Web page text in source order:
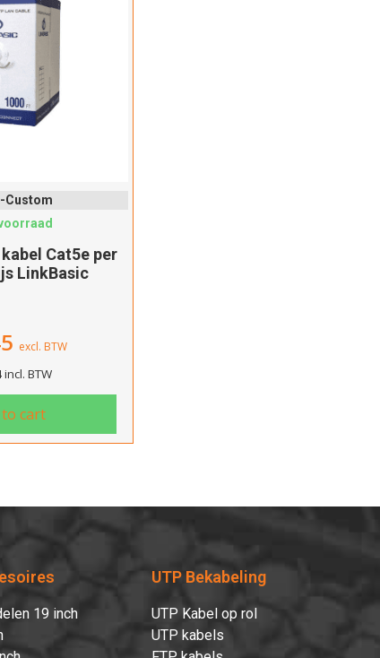
Custom
Cat5e per
LinkBasic
excl. BTW
incl. BTW
to cart
19 inch
UTP Bekabeling
UTP Kabel op rol
UTP kabels